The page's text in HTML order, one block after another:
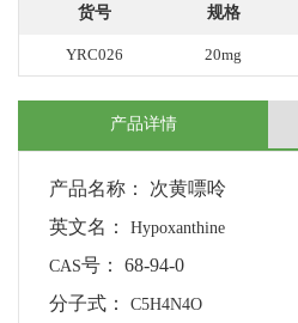
货号 规格
YRC026 20mg
产品详情
产品名称：
次黄嘌呤
英文名：
Hypoxanthine
CAS号： 68-94-0
分子式：
C5H4N4O